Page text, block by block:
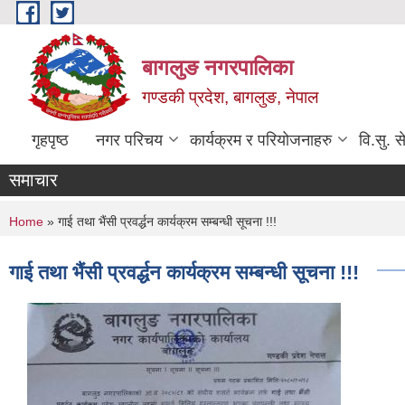
Skip to main content
बागलुङ नगरपालिका
गण्डकी प्रदेश, बागलुङ, नेपाल
गृहपृष्ठ नगर परिचय कार्यक्रम र परियोजनाहरु वि.सु.
समाचार
You are here
Home » गाई तथा भैंसी प्रवर्द्धन कार्यक्रम सम्बन्धी सूचना !!!
गाई तथा भैंसी प्रवर्द्धन कार्यक्रम सम्बन्धी सूचना !!!